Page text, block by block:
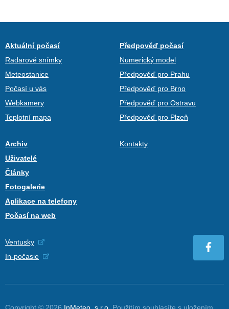
Aktuální počasí
Radarové snímky
Meteostanice
Počasí u vás
Webkamery
Teplotní mapa
Předpověď počasí
Numerický model
Předpověď pro Prahu
Předpověď pro Brno
Předpověď pro Ostravu
Předpověď pro Plzeň
Archiv
Uživatelé
Články
Fotogalerie
Aplikace na telefony
Počasí na web
Kontakty
Ventusky
In-počasie
Copyright © 2026 InMeteo, s.r.o. Použitím souhlasíte s uložením